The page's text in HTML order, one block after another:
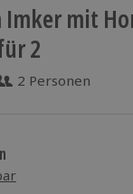
Imker mit
2
24 Bewertungen
2 Personen